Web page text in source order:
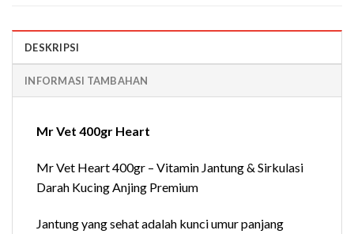
DESKRIPSI
INFORMASI TAMBAHAN
Mr Vet 400gr Heart
Mr Vet Heart 400gr – Vitamin Jantung & Sirkulasi
Darah Kucing Anjing Premium
Jantung yang sehat adalah kunci umur panjang